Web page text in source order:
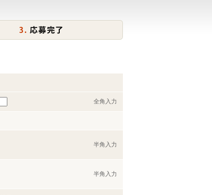
全角入力
半角入力
半角入力